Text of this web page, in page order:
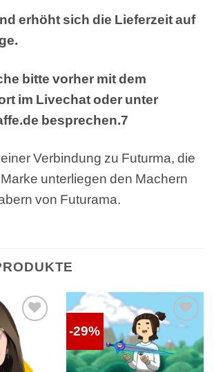
erhöht sich die Lieferzeit auf
bitte vorher mit dem
im Livechat oder unter
besprechen.7
Verbindung zu Futurma, die
unterliegen den Machern
von Futurama.
Auf die
-29%
Auf die
Wunschliste